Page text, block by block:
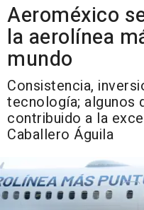
Aeroméxico
la aerolínea
mundo
Consistencia,
tecnología; algunos
contribuido a la
Caballero Águila